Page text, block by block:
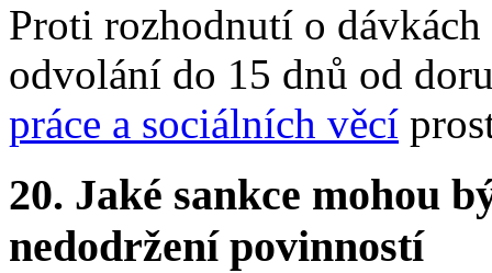
Proti rozhodnutí o dávkách
odvolání do 15 dnů od
práce a sociálních věcí
20. Jaké sankce mohou
nedodržení povinností